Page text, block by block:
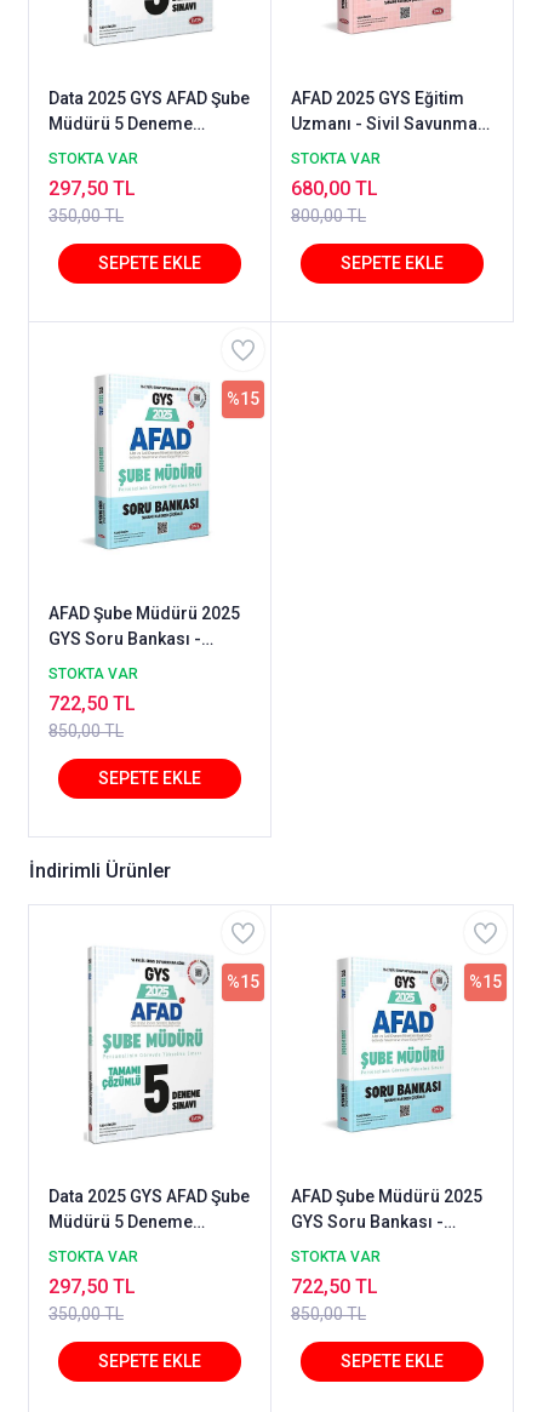
Data 2025 GYS AFAD Şube
Müdürü 5 Deneme
Çözümlü Görevde
STOKTA VAR
350,00 TL
297,50 TL
AFAD 2025 GYS Eğitim
Uzmanı - Sivil Savunma
Uzmanı Bankası -
STOKTA VAR
800,00 TL
680,00 TL
AFAD Şube Müdürü 2025
GYS Soru Bankası -
Karekod Çözümlü
STOKTA VAR
850,00 TL
%15
722,50 TL
İndirimli Ürünler
Data 2025 GYS AFAD Şube
Müdürü 5 Deneme
Çözümlü Görevde
STOKTA VAR
350,00 TL
%15
297,50 TL
AFAD Şube Müdürü 2025
GYS Soru Bankası -
Karekod Çözümlü
STOKTA VAR
850,00 TL
%15
722,50 TL